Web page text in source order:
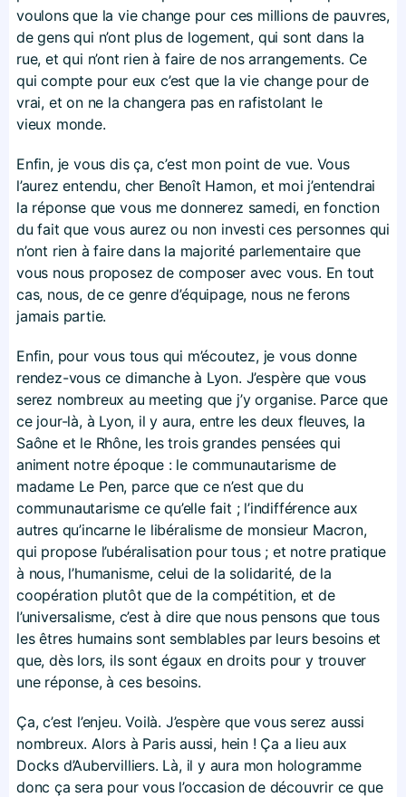
voulons que la vie change pour ces millions de pauvres,
de gens qui n’ont plus de logement, qui sont dans la
rue, et qui n’ont rien à faire de nos arrangements. Ce
qui compte pour eux c’est que la vie change pour de
vrai, et on ne la changera pas en rafistolant le
vieux monde.
Enfin, je vous dis ça, c’est mon point de vue. Vous
l’aurez entendu, cher Benoît Hamon, et moi j’entendrai
la réponse que vous me donnerez samedi, en fonction
du fait que vous aurez ou non investi ces personnes qui
n’ont rien à faire dans la majorité parlementaire que
vous nous proposez de composer avec vous. En tout
cas, nous, de ce genre d’équipage, nous ne ferons
jamais partie.
Enfin, pour vous tous qui m’écoutez, je vous donne
rendez-vous ce dimanche à Lyon. J’espère que vous
serez nombreux au meeting que j’y organise. Parce que
ce jour-là, à Lyon, il y aura, entre les deux fleuves, la
Saône et le Rhône, les trois grandes pensées qui
animent notre époque : le communautarisme de
madame Le Pen, parce que ce n’est que du
communautarisme ce qu’elle fait ; l’indifférence aux
autres qu’incarne le libéralisme de monsieur Macron,
qui propose l’ubéralisation pour tous ; et notre pratique
à nous, l’humanisme, celui de la solidarité, de la
coopération plutôt que de la compétition, et de
l’universalisme, c’est à dire que nous pensons que tous
les êtres humains sont semblables par leurs besoins et
que, dès lors, ils sont égaux en droits pour y trouver
une réponse, à ces besoins.
Ça, c’est l’enjeu. Voilà. J’espère que vous serez aussi
nombreux. Alors à Paris aussi, hein ! Ça a lieu aux
Docks d’Aubervilliers. Là, il y aura mon hologramme
donc ça sera pour vous l’occasion de découvrir ce que